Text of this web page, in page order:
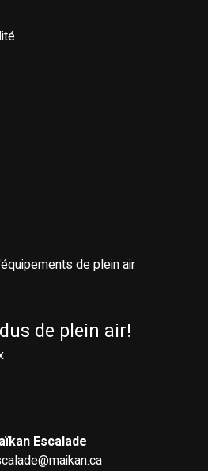
de plein air
de plein air!
Escalade